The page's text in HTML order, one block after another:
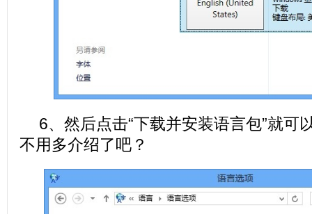
6、然后点击“下载并安装语言包”就可
不用多介绍了吧？